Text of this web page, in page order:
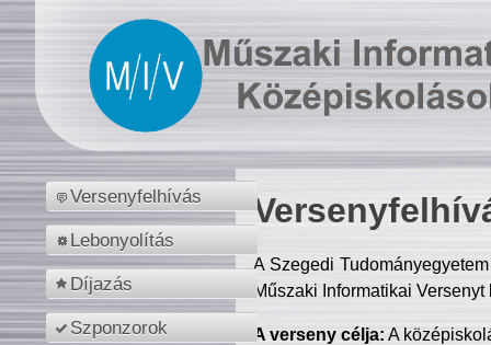
Versenyfelhívás
Lebonyolítás
Díjazás
Szponzorok
A Szegedi
Műszaki Informatikai
A verseny célja: A